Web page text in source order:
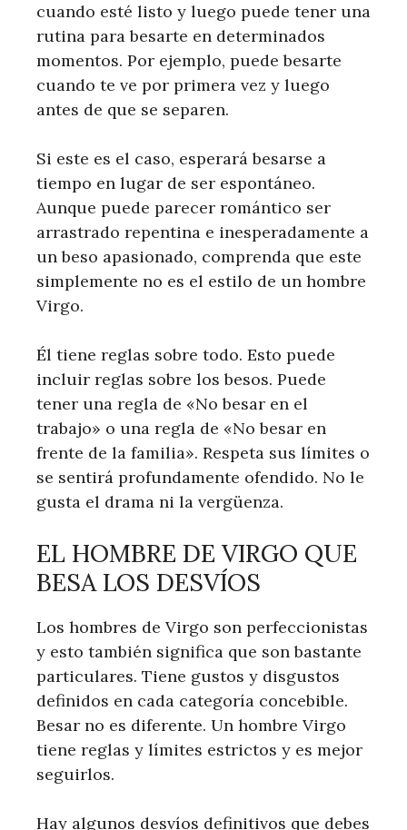
cuando esté listo y luego puede tener una
rutina para besarte en determinados
momentos. Por ejemplo, puede besarte
cuando te ve por primera vez y luego
antes de que se separen.
Si este es el caso, esperará besarse a
tiempo en lugar de ser espontáneo.
Aunque puede parecer romántico ser
arrastrado repentina e inesperadamente a
un beso apasionado, comprenda que este
simplemente no es el estilo de un hombre
Virgo.
Él tiene reglas sobre todo. Esto puede
incluir reglas sobre los besos. Puede
tener una regla de «No besar en el
trabajo» o una regla de «No besar en
frente de la familia». Respeta sus límites o
se sentirá profundamente ofendido. No le
gusta el drama ni la vergüenza.
EL HOMBRE DE VIRGO QUE
BESA LOS DESVÍOS
Los hombres de Virgo son perfeccionistas
y esto también significa que son bastante
particulares. Tiene gustos y disgustos
definidos en cada categoría concebible.
Besar no es diferente. Un hombre Virgo
tiene reglas y límites estrictos y es mejor
seguirlos.
Hay algunos desvíos definitivos que debes